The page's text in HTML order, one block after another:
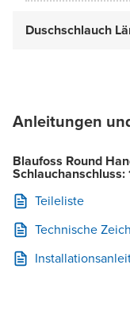
Duschschlauch
Anleitungen
Blaufoss Round
Teileliste
Technische